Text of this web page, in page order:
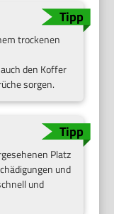
trockenen
den Koffer
sorgen.
Platz
und
und